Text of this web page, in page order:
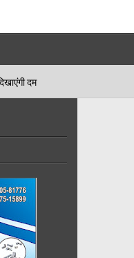
04/08/2026